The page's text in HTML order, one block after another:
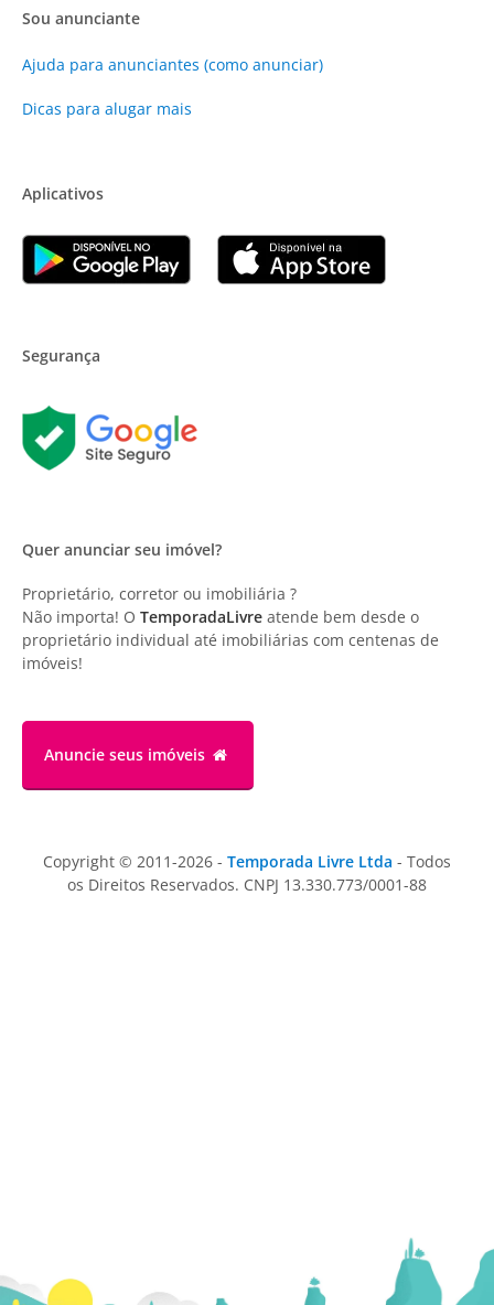
Sou anunciante
Ajuda para anunciantes (como anunciar)
Dicas para alugar mais
Aplicativos
Segurança
Quer anunciar seu imóvel?
Proprietário, corretor ou imobiliária ?
Não importa! O TemporadaLivre atende bem desde o
proprietário individual até imobiliárias com centenas de
imóveis!
Anuncie seus imóveis
Copyright © 2011-2026 - Temporada Livre Ltda - Todos
os Direitos Reservados. CNPJ 13.330.773/0001-88